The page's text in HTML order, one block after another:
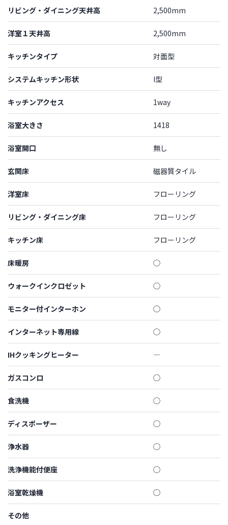
リビング・ダイニング天井高 2,500mm
洋室１天井高 2,500mm
キッチンタイプ 対面型
システムキッチン形状 I型
キッチンアクセス 1way
浴室大きさ 1418
浴室開口 無し
玄関床 磁器質タイル
洋室床 フローリング
リビング・ダイニング床 フローリング
キッチン床 フローリング
床暖房 ◯
ウォークインクロゼット ◯
モニター付インターホン ◯
インターネット専用線 ◯
IHクッキングヒーター ―
ガスコンロ ◯
食洗機 ◯
ディスポーザー ◯
浄水器 ◯
洗浄機能付便座 ◯
浴室乾燥機 ◯
その他